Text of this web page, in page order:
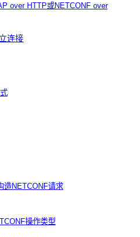
over HTTP或NETCONF over
连接
造NETCONF请求
操作类型